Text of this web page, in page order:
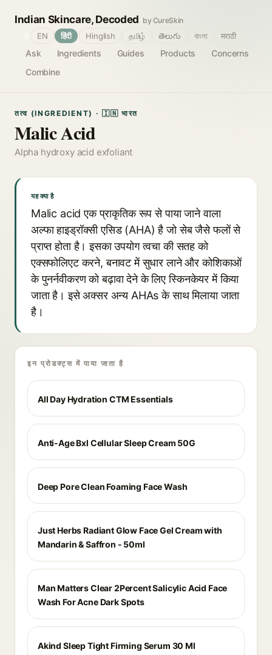
Indian Skincare, Decoded by CureSkin
Ask Ingredients Guides Products
Concerns
Combine
EN हिंदी Hinglish தமிழ் తెలుగు বাংলা मराठी
तत्व (INGREDIENT) · 🇮🇳 भारत
Malic Acid
Alpha hydroxy acid exfoliant
यह क्या है
Malic acid एक प्राकृतिक रूप से पाया जाने वाला
अल्फा हाइड्रॉक्सी एसिड (AHA) है जो सेब जैसे फलों से
प्राप्त होता है। इसका उपयोग त्वचा की सतह को
एक्सफोलिएट करने, बनावट में सुधार लाने और कोशिकाओं
के पुनर्नवीकरण को बढ़ावा देने के लिए स्किनकेयर में किया
जाता है। इसे अक्सर अन्य AHAs के साथ मिलाया जाता
है।
इन प्रोडक्ट्स में पाया जाता है
All Day Hydration CTM Essentials
Anti-Age Bxl Cellular Sleep Cream 50G
Deep Pore Clean Foaming Face Wash
Just Herbs Radiant Glow Face Gel Cream with
Mandarin & Saffron - 50ml
Man Matters Clear 2Percent Salicylic Acid Face
Wash For Acne Dark Spots
Akind Sleep Tight Firming Serum 30 Ml